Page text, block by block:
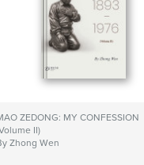
ZEDONG: MY CONFESSION
II)
Zhong Wen